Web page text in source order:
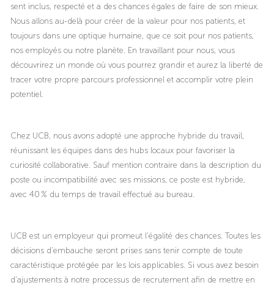
sent inclus, respecté et a des chances égales de faire de son mieux.
Nous allons au-delà pour créer de la valeur pour nos patients, et
toujours dans une optique humaine, que ce soit pour nos patients,
nos employés ou notre planète. En travaillant pour nous, vous
découvrirez un monde où vous pourrez grandir et aurez la liberté de
tracer votre propre parcours professionnel et accomplir votre plein
potentiel.
Chez UCB, nous avons adopté une approche hybride du travail,
réunissant les équipes dans des hubs locaux pour favoriser la
curiosité collaborative. Sauf mention contraire dans la description du
poste ou incompatibilité avec ses missions, ce poste est hybride,
avec 40 % du temps de travail effectué au bureau.
UCB est un employeur qui promeut l'égalité des chances. Toutes les
décisions d'embauche seront prises sans tenir compte de toute
caractéristique protégée par les lois applicables. Si vous avez besoin
d'ajustements à notre processus de recrutement afin de mettre en